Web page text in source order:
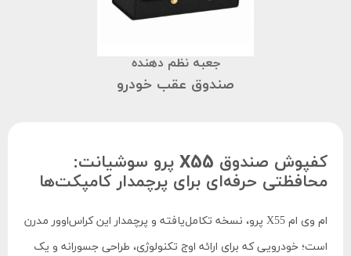
جعبه نظم دهنده
صندوق عقب خودرو
کفپوش صندوق X55 پرو سوشیانت:
محافظتی حرفه‌ای برای پرچمدار کامپکت‌ها
ام وی ام X55 پرو، نسخه تکامل‌یافته و پرچمدار این کراس‌اوور مدرن
است؛ خودرویی که برای ارائه اوج تکنولوژی، طراحی جسورانه و یک